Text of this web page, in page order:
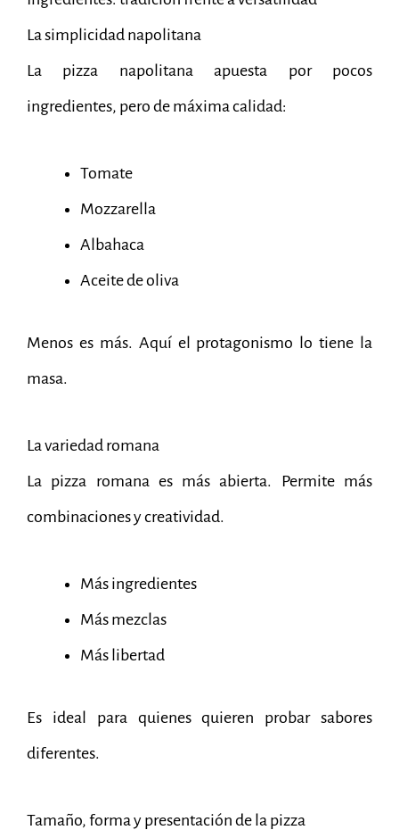
La simplicidad napolitana
La pizza napolitana apuesta por pocos
ingredientes, pero de máxima calidad:
Tomate
Mozzarella
Albahaca
Aceite de oliva
Menos es más. Aquí el protagonismo lo tiene la
masa.
La variedad romana
La pizza romana es más abierta. Permite más
combinaciones y creatividad.
Más ingredientes
Más mezclas
Más libertad
Es ideal para quienes quieren probar sabores
diferentes.
Tamaño, forma y presentación de la pizza